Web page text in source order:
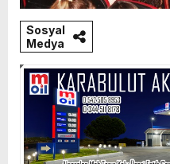
Sosyal
Medya